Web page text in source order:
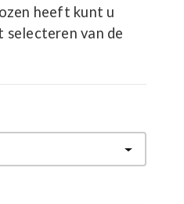
heeft kunt u
selecteren van de